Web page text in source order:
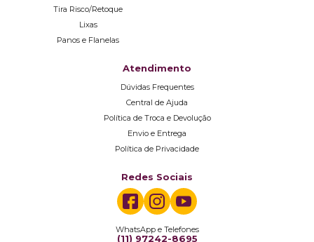
Tira Risco/Retoque
Lixas
Panos e Flanelas
Atendimento
Dúvidas Frequentes
Central de Ajuda
Política de Troca e Devolução
Envio e Entrega
Política de Privacidade
Redes Sociais
WhatsApp e Telefones
(11) 97242-8695